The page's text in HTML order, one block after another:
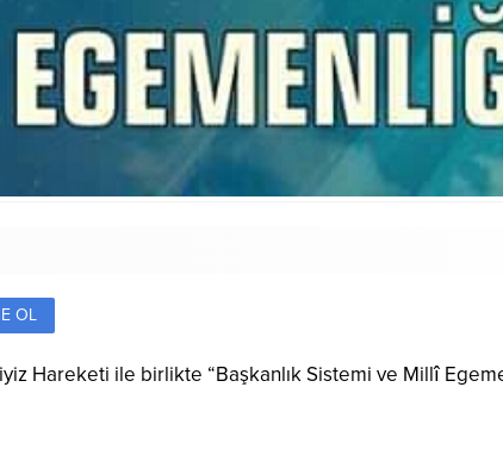
OL
Hareketi ile birlikte “Başkanlık Sistemi ve Millî